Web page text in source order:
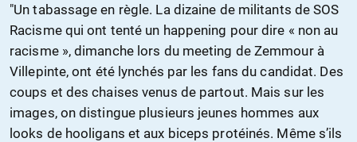
"Un tabassage en règle. La dizaine de militants de SOS
Racisme qui ont tenté un happening pour dire « non au
racisme », dimanche lors du meeting de Zemmour à
Villepinte, ont été lynchés par les fans du candidat. Des
coups et des chaises venus de partout. Mais sur les
images, on distingue plusieurs jeunes hommes aux
looks de hooligans et aux biceps protéinés. Même s’ils